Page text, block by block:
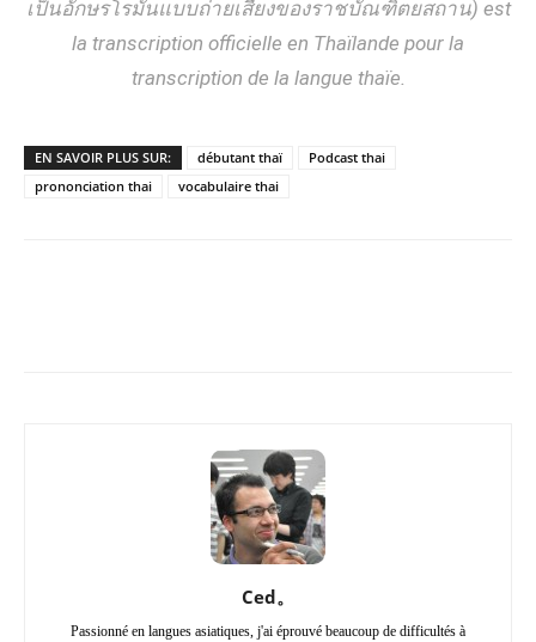
เป็นอักษรโรมันแบบถ่ายเสียงของราชบัณฑิตยสถาน) est
la transcription officielle en Thaïlande pour la
transcription de la langue thaïe.
EN SAVOIR PLUS SUR: débutant thaï
Podcast thai
prononciation thai
vocabulaire thai
Ced。
Passionné en langues asiatiques, j'ai éprouvé beaucoup de difficultés à